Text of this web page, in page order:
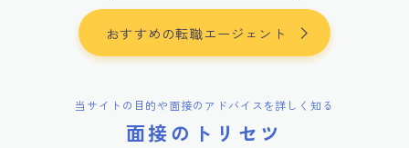
おすすめの転職エージェント
当サイトの目的や面接のアドバイスを詳しく知る
面接のトリセツ